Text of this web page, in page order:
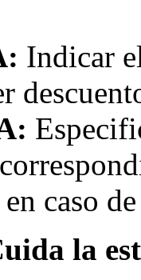
Indicar
caso
la